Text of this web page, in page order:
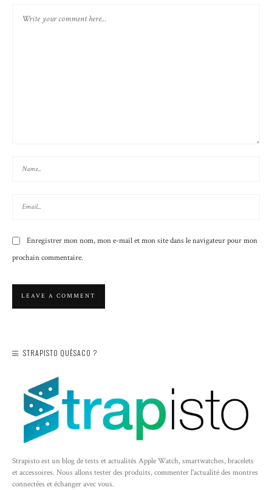
Enregistrer mon nom, mon e-mail et mon site dans le navigateur pour mon
prochain commentaire.
STRAPISTO QUÈSACO ?
Strapisto est un blog de tests et actualités Apple Watch, smartwatches, bracelets
et accessoires. Nous allons tester des produits, commenter l'actualité des montres
connectées et échanger avec vous.